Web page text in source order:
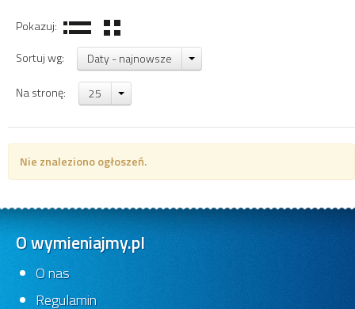
Pokazuj:
Sortuj wg:
Daty - najnowsze
Na stronę: 25
Nie znaleziono ogłoszeń.
O wymieniajmy.pl
O nas
Regulamin